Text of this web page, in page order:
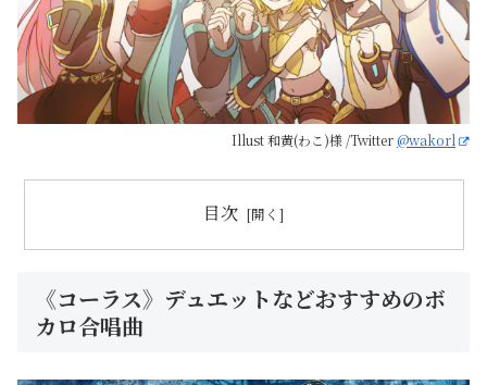
Illust 和黄(わこ)様 /Twitter@wakorl
目次
《コーラス》デュエットなどおすすめのボ
カロ合唱曲